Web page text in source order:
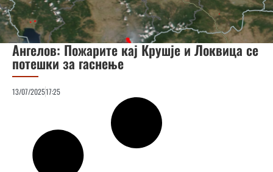
Ангелов: Пожарите кај Крушје и Локвица се
потешки за гаснење
13/07/202517:25